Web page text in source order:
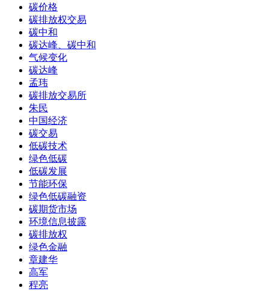
碳价格
碳排放权交易
碳中和
碳达峰、碳中和
气候变化
碳达峰
孟玮
碳排放交易所
朱民
中国经济
碳交易
低碳技术
绿色低碳
低碳发展
节能环保
绿色低碳融资
碳期货市场
环境信息披露
碳排放权
绿色金融
章建华
高军
程亮